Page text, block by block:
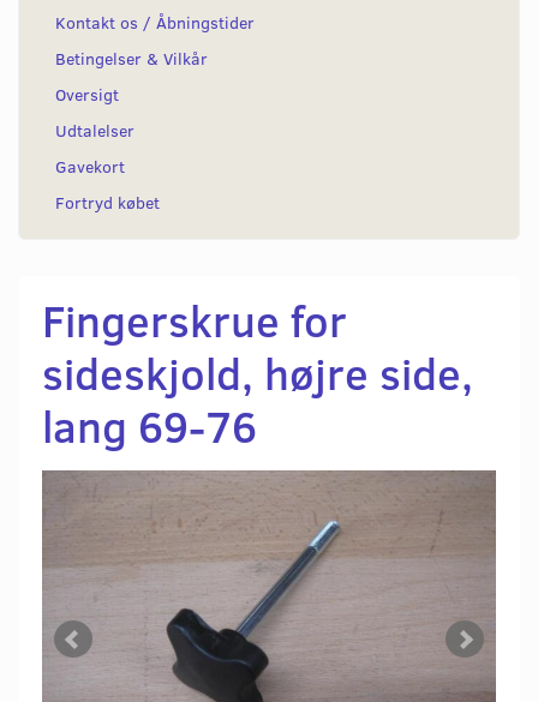
Kontakt os / Åbningstider
Betingelser & Vilkår
Oversigt
Udtalelser
Gavekort
Fortryd købet
Fingerskrue for
sideskjold, højre side,
lang 69-76